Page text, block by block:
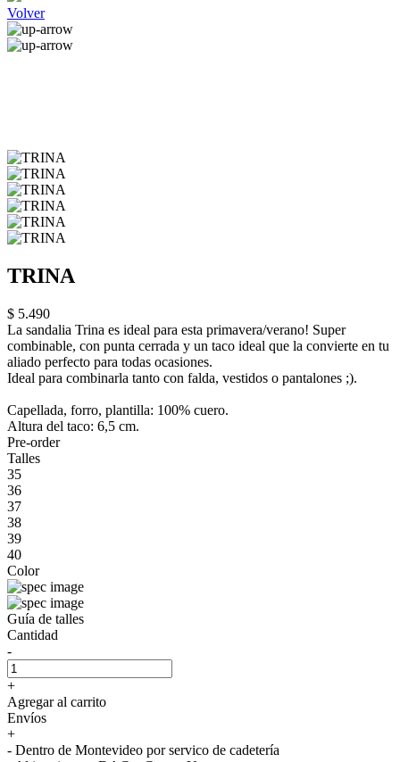
Volver
TRINA
$ 5.490
La sandalia Trina es ideal para esta primavera/verano! Super
combinable, con punta cerrada y un taco ideal que la convierte en tu
aliado perfecto para todas ocasiones.
Ideal para combinarla tanto con falda, vestidos o pantalones ;).
Capellada, forro, plantilla: 100% cuero.
Altura del taco: 6,5 cm.
Pre-order
Talles
35
36
37
38
39
40
Color
Guía de talles
Cantidad
-
+
Agregar al carrito
Envíos
+
- Dentro de Montevideo por servico de cadetería